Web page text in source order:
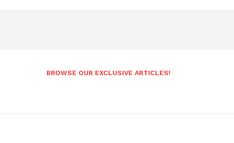
BROWSE OUR EXCLUSIVE ARTICLES!